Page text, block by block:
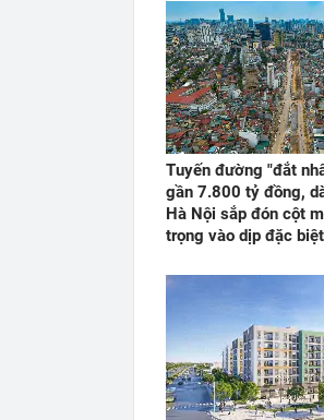
Tuyến đường "đắt
gần 7.800 tỷ đồng,
Hà Nội sắp đón cột
trọng vào dịp đặc biệt